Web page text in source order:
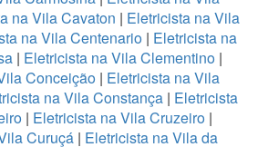
na Vila Cavaton | Eletricista na Vila
na Vila Centenario| Eletricista na
| Eletricista na Vila Clementino|
Conceição| Eletricista na Vila
na Vila Constança | Eletricista
| Eletricista na Vila Cruzeiro |
Curuçá | Eletricista na Vila da